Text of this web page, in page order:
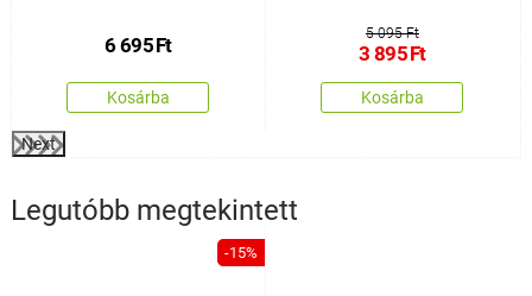
6 695Ft
Kosárba
5 095 Ft
3 895Ft
Kosárba
Next
Legutóbb megtekintett
-15%